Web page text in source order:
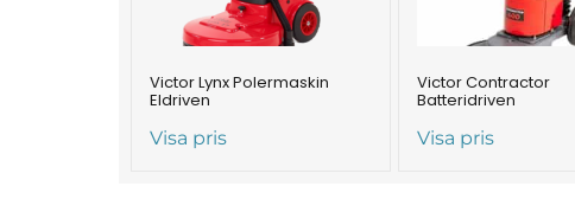
Victor Lynx Polermaskin
Eldriven
Visa pris
Victor Contractor
Batteridriven
Visa pris